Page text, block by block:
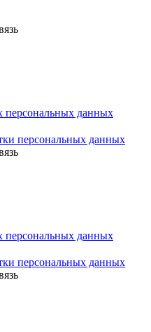
персональных данных
персональных данных
персональных данных
персональных данных